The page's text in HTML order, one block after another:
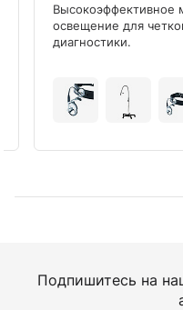
Высокоэффективное
освещение для
диагностики.
Подпишитесь на